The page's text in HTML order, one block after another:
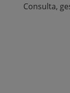
Consulta,